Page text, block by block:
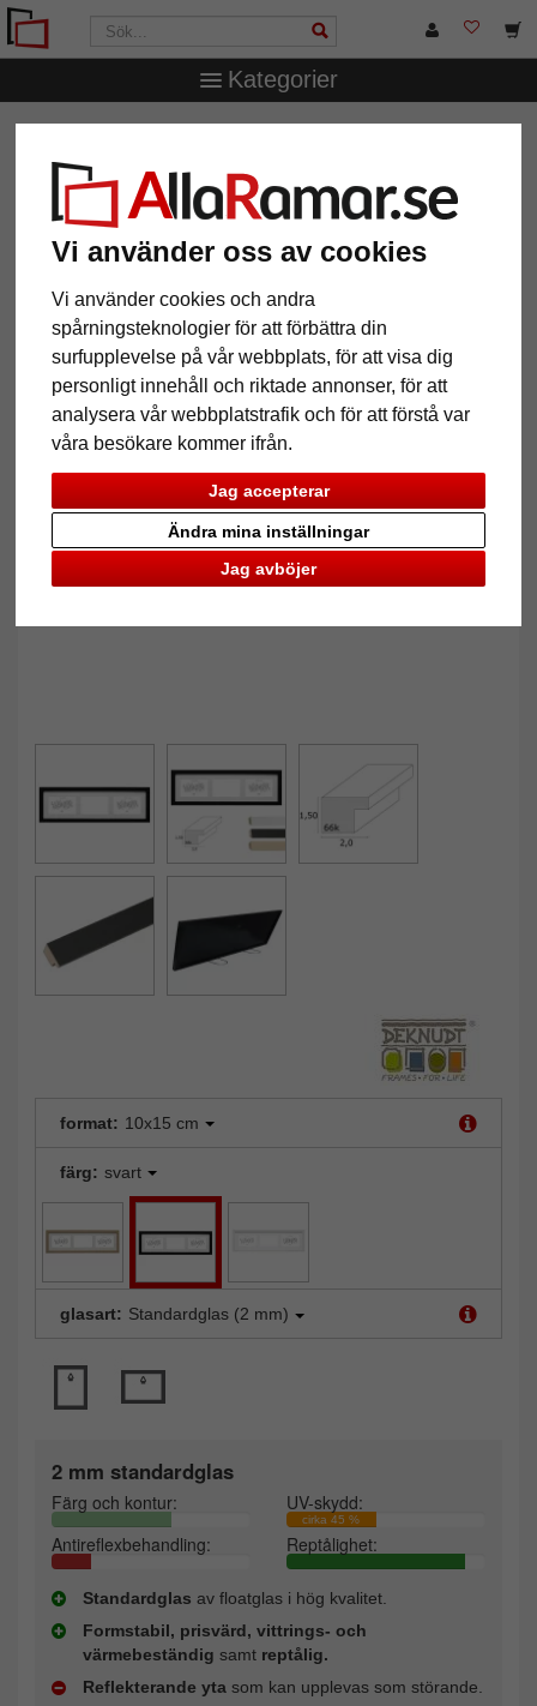
Vi använder oss av cookies
Vi använder cookies och andra
spårningsteknologier för att förbättra din
surfupplevelse på vår webbplats, för att visa dig
personligt innehåll och riktade annonser, för att
analysera vår webbplatstrafik och för att förstå var
våra besökare kommer ifrån.
Jag accepterar
Jag avböjer
Ändra mina inställningar
Kategorier
Juliette galleriram för 3 bilder
Tillbaka
format: 10x15 cm
färg: svart
glasart: Standardglas (2 mm)
2 mm standardglas
Färg och kontur: UV-skydd:
cirka 45 %
Antireflexbehandling: Reptålighet:
Standardglas av floatglas i hög kvalitet.
Formstabil, prisvärd, vittrings- och
värmebeständig samt reptålig.
Reflekterande yta som kan upplevas som störande.